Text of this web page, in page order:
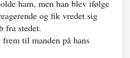
ham, men han blev ifølge
og fik vredet sig
fra stedet.
til manden på hans